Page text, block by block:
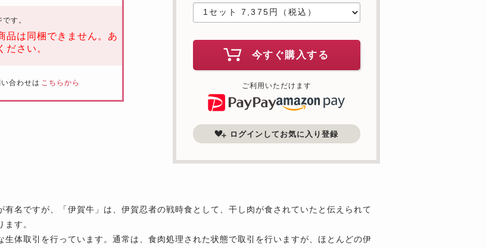
今すぐ購入する
ご利用いただけます
ログインしてお気に入り登録
す。
品は同梱できません。あ
ださい。
合わせは こちらから
有名ですが、「伊賀牛」は、伊賀忍者の戦時食として、干し肉が食されていたと伝えられて
す。
生体取引を行っています。通常は、食肉処理された状態で取引を行いますが、ほとんどの伊